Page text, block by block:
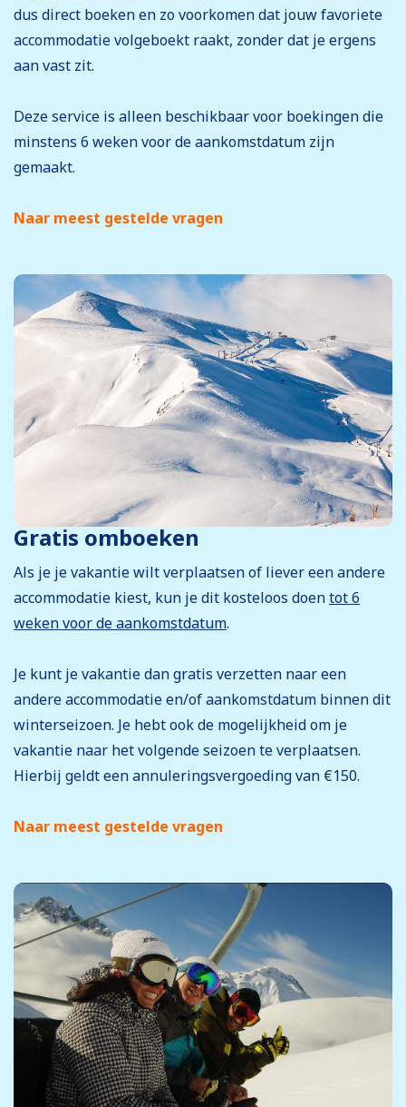
dus direct boeken en zo voorkomen dat jouw favoriete
accommodatie volgeboekt raakt, zonder dat je ergens
aan vast zit.
Deze service is alleen beschikbaar voor boekingen die
minstens 6 weken voor de aankomstdatum zijn
gemaakt.
Naar meest gestelde vragen
Gratis omboeken
Als je je vakantie wilt verplaatsen of liever een andere
accommodatie kiest, kun je dit kosteloos doentot 6
weken voor de aankomstdatum.
Je kunt je vakantie dan gratis verzetten naar een
andere accommodatie en/of aankomstdatum binnen dit
winterseizoen. Je hebt ook de mogelijkheid om je
vakantie naar het volgende seizoen te verplaatsen.
Hierbij geldt een annuleringsvergoeding van €150.
Naar meest gestelde vragen